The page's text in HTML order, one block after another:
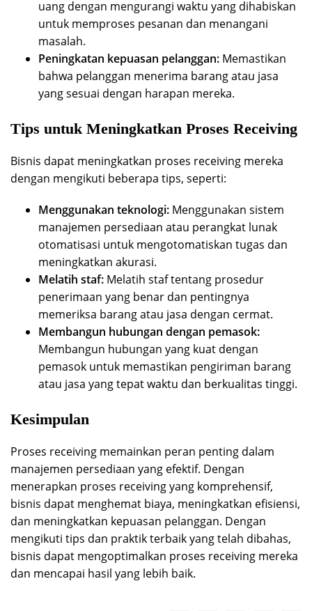
uang dengan mengurangi waktu yang dihabiskan
untuk memproses pesanan dan menangani
masalah.
Peningkatan kepuasan pelanggan: Memastikan
bahwa pelanggan menerima barang atau jasa
yang sesuai dengan harapan mereka.
Tips untuk Meningkatkan Proses Receiving
Bisnis dapat meningkatkan proses receiving mereka
dengan mengikuti beberapa tips, seperti:
Menggunakan teknologi: Menggunakan sistem
manajemen persediaan atau perangkat lunak
otomatisasi untuk mengotomatiskan tugas dan
meningkatkan akurasi.
Melatih staf: Melatih staf tentang prosedur
penerimaan yang benar dan pentingnya
memeriksa barang atau jasa dengan cermat.
Membangun hubungan dengan pemasok:
Membangun hubungan yang kuat dengan
pemasok untuk memastikan pengiriman barang
atau jasa yang tepat waktu dan berkualitas tinggi.
Kesimpulan
Proses receiving memainkan peran penting dalam
manajemen persediaan yang efektif. Dengan
menerapkan proses receiving yang komprehensif,
bisnis dapat menghemat biaya, meningkatkan efisiensi,
dan meningkatkan kepuasan pelanggan. Dengan
mengikuti tips dan praktik terbaik yang telah dibahas,
bisnis dapat mengoptimalkan proses receiving mereka
dan mencapai hasil yang lebih baik.